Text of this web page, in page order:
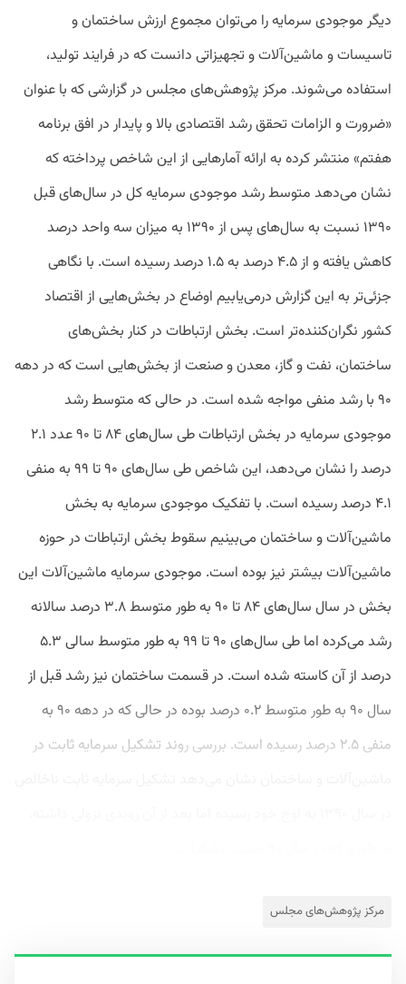
دیگر موجودی سرمایه را می‌توان مجموع ارزش ساختمان و
تاسیسات و ماشین‌آلات و تجهیزاتی دانست که در فرایند تولید،
استفاده می‌شوند. مرکز پژوهش‌های مجلس در گزارشی که با عنوان
«ضرورت و الزامات تحقق رشد اقتصادی بالا و پایدار در افق برنامه
هفتم» منتشر کرده به ارائه آمارهایی از این شاخص پرداخته که
نشان می‌دهد متوسط رشد موجودی سرمایه کل در سال‌های قبل
۱۳۹۰ نسبت به سال‌های پس از ۱۳۹۰ به میزان سه واحد درصد
کاهش یافته و از ۴.۵ درصد به ۱.۵ درصد رسیده است. با نگاهی
جزئی‌تر به این گزارش درمی‌یابیم اوضاع در بخش‌هایی از اقتصاد
کشور نگران‌کننده‌تر است. بخش ارتباطات در کنار بخش‌های
ساختمان، نفت و گاز، معدن و صنعت از بخش‌هایی است که در دهه
۹۰ با رشد منفی مواجه شده است. در حالی که متوسط رشد
موجودی سرمایه در بخش ارتباطات طی سال‌های ۸۴ تا ۹۰ عدد ۲.۱
درصد را نشان می‌دهد، این شاخص طی سال‌های ۹۰ تا ۹۹ به منفی
۴.۱ درصد رسیده است. با تفکیک موجودی سرمایه به بخش
ماشین‌آلات و ساختمان می‌بینیم سقوط بخش ارتباطات در حوزه
ماشین‌آلات بیشتر نیز بوده است. موجودی سرمایه ماشین‌آلات این
بخش در سال سال‌های ۸۴ تا ۹۰ به طور متوسط ۳.۸ درصد سالانه
رشد می‌کرده اما طی سال‌های ۹۰ تا ۹۹ به طور متوسط سالی ۵.۳
درصد از آن کاسته شده است. در قسمت ساختمان نیز رشد قبل از
سال‌ ۹۰ به طور متوسط ۰.۲ درصد بوده در حالی که در دهه ۹۰ به
منفی ۲.۵ درصد رسیده است. بررسی روند تشکیل سرمایه ثابت در
مرکز پژوهش‌های مجلس